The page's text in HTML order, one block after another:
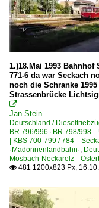
1.)18.Mai 1993 Bahnhof
771-6 da war Seckach
noch die Schranke
Strassenbrücke

Jan Stein
Deutschland /
BR 796/996 · BR 798/
| KBS 700-799 / 784
·Madonnenlandbahn·
Mosbach-Neckarelz –
 481 1200x823 Px,